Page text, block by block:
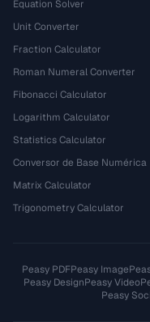
Equation Solver
Unit Converter
Fraction Calculator
Roman Numeral Converter
Fibonacci Calculator
Logarithm Calculator
Statistics Calculator
Conversor de Base Numérica
Matrix Calculator
Trigonometry Calculator
Peasy PDFPeasy Image
Peasy DesignPeasy Video
Peasy